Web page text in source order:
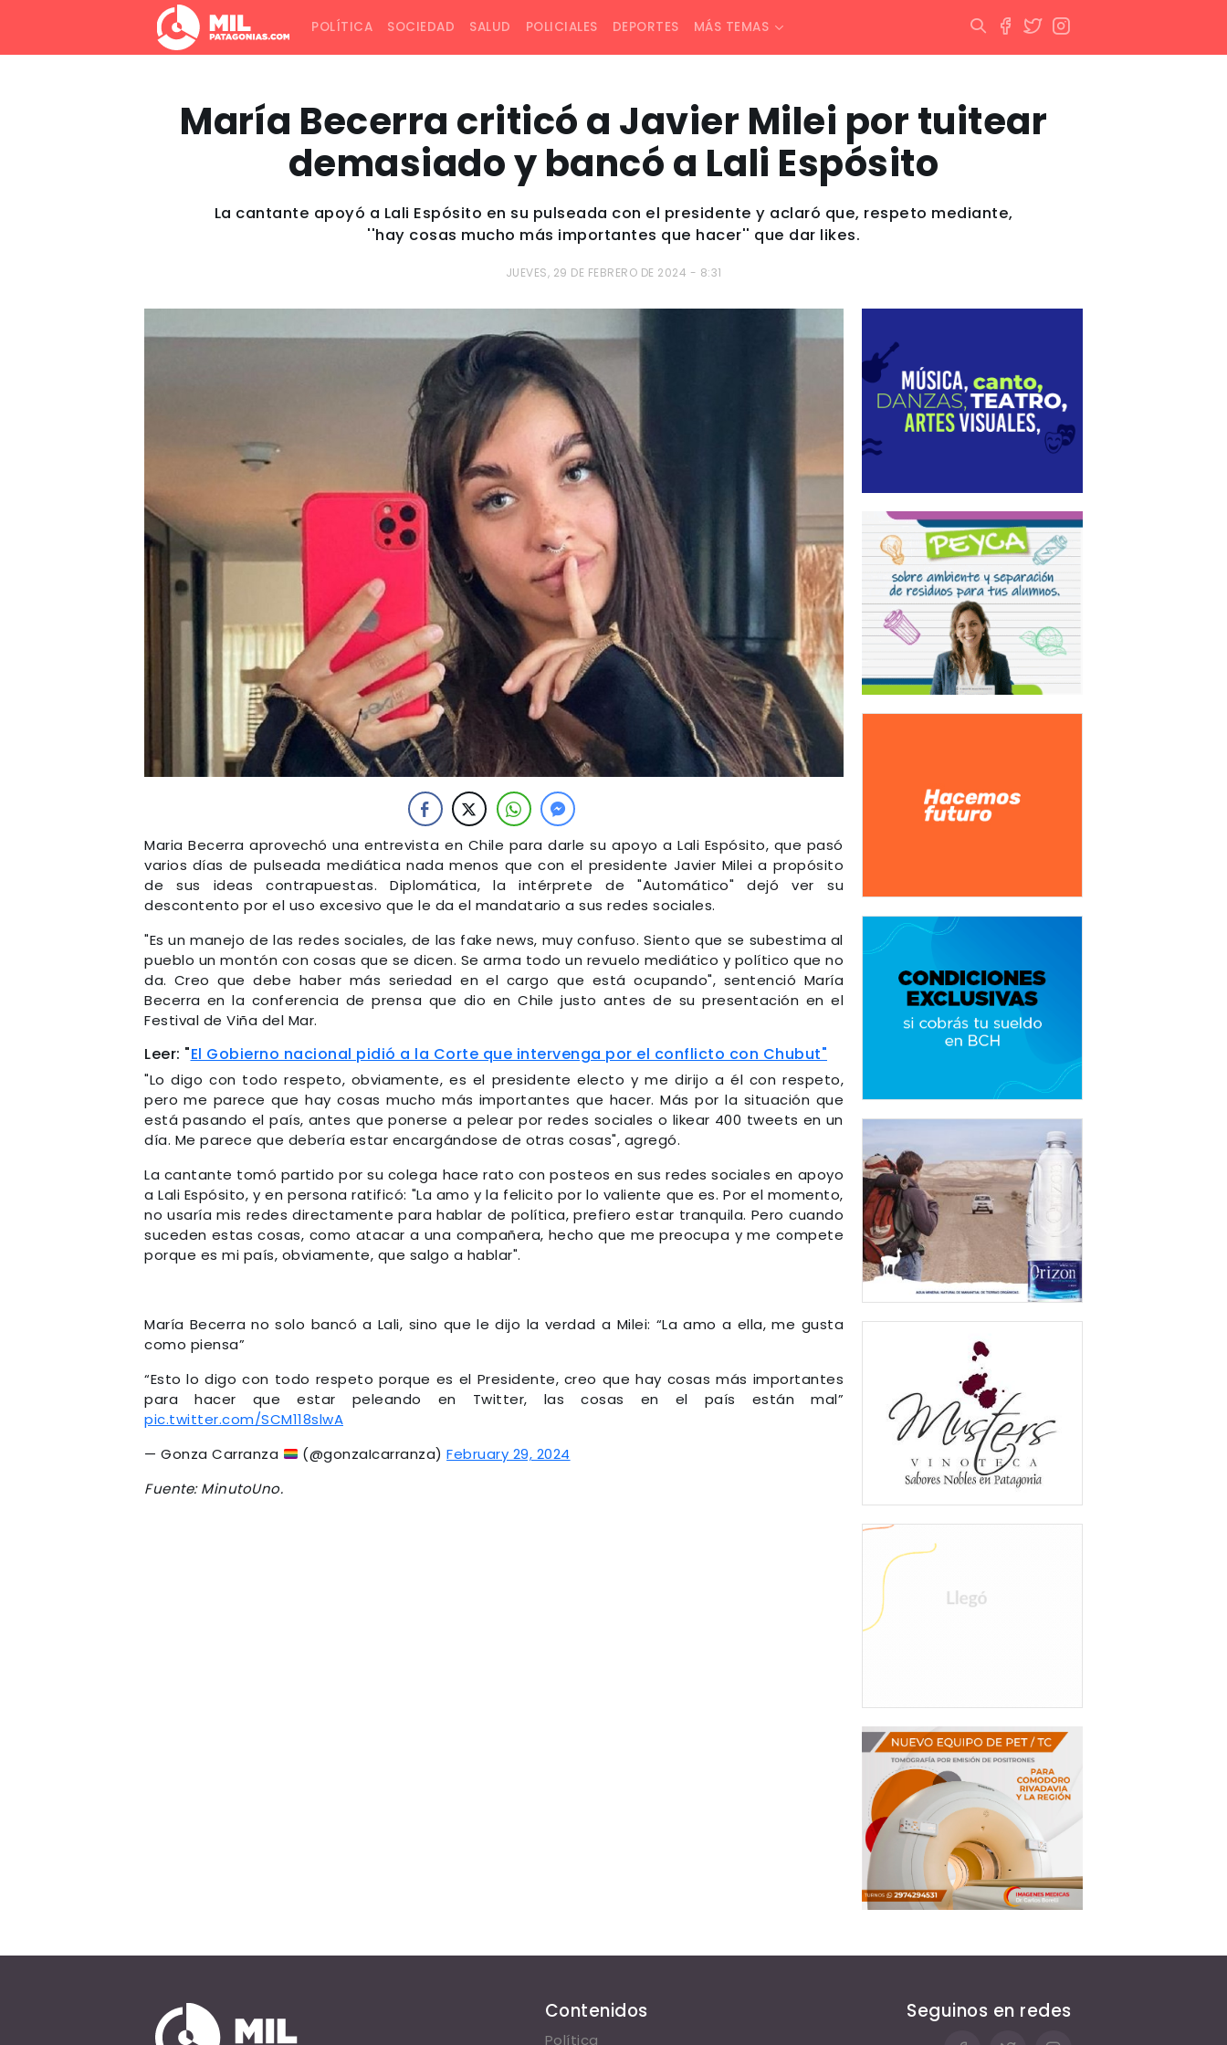
POLÍTICA SOCIEDAD SALUD POLICIALES DEPORTES MÁS TEMAS
María Becerra criticó a Javier Milei por tuitear
demasiado y bancó a Lali Espósito
La cantante apoyó a Lali Espósito en su pulseada con el presidente y aclaró que, respeto mediante,
''hay cosas mucho más importantes que hacer'' que dar likes.
JUEVES, 29 DE FEBRERO DE 2024 - 8:31
Maria Becerra aprovechó una entrevista en Chile para darle su apoyo a Lali Espósito, que pasó
varios días de pulseada mediática nada menos que con el presidente Javier Milei a propósito
de sus ideas contrapuestas. Diplomática, la intérprete de "Automático" dejó ver su
descontento por el uso excesivo que le da el mandatario a sus redes sociales.
"Es un manejo de las redes sociales, de las fake news, muy confuso. Siento que se subestima al
pueblo un montón con cosas que se dicen. Se arma todo un revuelo mediático y político que no
da. Creo que debe haber más seriedad en el cargo que está ocupando", sentenció María
Becerra en la conferencia de prensa que dio en Chile justo antes de su presentación en el
Festival de Viña del Mar.
Leer: "El Gobierno nacional pidió a la Corte que intervenga por el conflicto con Chubut"
"Lo digo con todo respeto, obviamente, es el presidente electo y me dirijo a él con respeto,
pero me parece que hay cosas mucho más importantes que hacer. Más por la situación que
está pasando el país, antes que ponerse a pelear por redes sociales o likear 400 tweets en un
día. Me parece que debería estar encargándose de otras cosas", agregó.
La cantante tomó partido por su colega hace rato con posteos en sus redes sociales en apoyo
a Lali Espósito, y en persona ratificó: "La amo y la felicito por lo valiente que es. Por el momento,
no usaría mis redes directamente para hablar de política, prefiero estar tranquila. Pero cuando
suceden estas cosas, como atacar a una compañera, hecho que me preocupa y me compete
porque es mi país, obviamente, que salgo a hablar".
María Becerra no solo bancó a Lali, sino que le dijo la verdad a Milei: “La amo a ella, me gusta
como piensa”
“Esto lo digo con todo respeto porque es el Presidente, creo que hay cosas más importantes
para hacer que estar peleando en Twitter, las cosas en el país están mal”
pic.twitter.com/SCM118slwA
— Gonza Carranza
(@gonzaIcarranza)February 29, 2024
Fuente: MinutoUno.
Contenidos
Política
Seguinos en redes